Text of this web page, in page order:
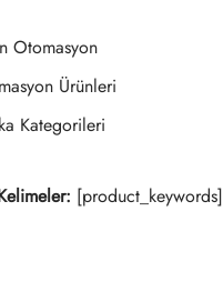
Otomasyon
Ürünleri
Kategorileri
[product_keywords]